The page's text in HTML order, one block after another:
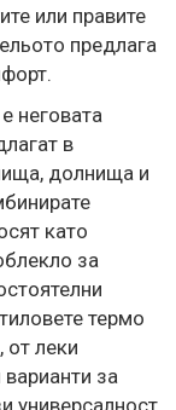
или правите
предлага
неговата
в
долнища и
като
за
термо
от леки
за
универсалност